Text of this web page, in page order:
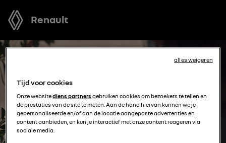
Renault
Tijd voor cookies
Onze websitediens partnersgebruiken cookies om bezoekers te tellen en
de prestaties van de site te meten. Aan de hand hiervan kunnen we je
gepersonaliseerde en/of aan de locatie aangepaste advertenties en
content aanbieden, en kun je interactief met onze content reageren via
sociale media.
alles weigeren